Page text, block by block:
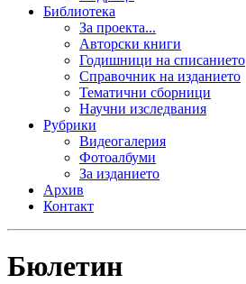
Библиотека
За проекта...
Авторски книги
Годишници на списанието
Справочник на изданието
Тематични сборници
Научни изследвания
Рубрики
Видеогалерия
Фотоалбуми
За изданието
Архив
Контакт
Бюлетин